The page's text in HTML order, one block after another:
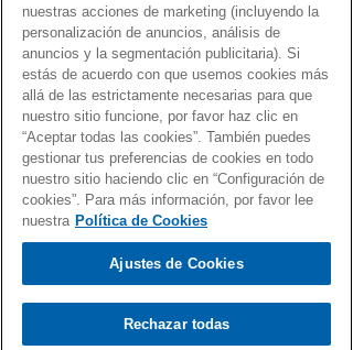
Fernando Martín
12 oct 2021
Letristas de leyenda... con el
Dro
nuestras acciones de marketing (incluyendo la
personalización de anuncios, análisis de
anuncios y la segmentación publicitaria). Si
estás de acuerdo con que usemos cookies más
allá de las estrictamente necesarias para que
nuestro sitio funcione, por favor haz clic en
“Aceptar todas las cookies”. También puedes
gestionar tus preferencias de cookies en todo
nuestro sitio haciendo clic en “Configuración de
cookies”. Para más información, por favor lee
nuestra Política de Cookies
Ajustes de Cookies
Rechazar todas